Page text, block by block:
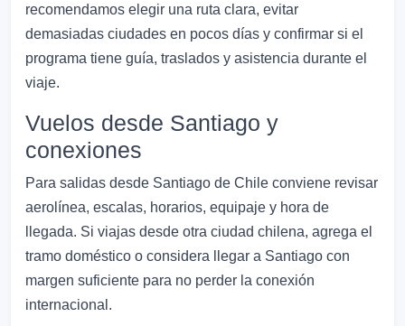
recomendamos elegir una ruta clara, evitar
demasiadas ciudades en pocos días y confirmar si el
programa tiene guía, traslados y asistencia durante el
viaje.
Vuelos desde Santiago y
conexiones
Para salidas desde Santiago de Chile conviene revisar
aerolínea, escalas, horarios, equipaje y hora de
llegada. Si viajas desde otra ciudad chilena, agrega el
tramo doméstico o considera llegar a Santiago con
margen suficiente para no perder la conexión
internacional.